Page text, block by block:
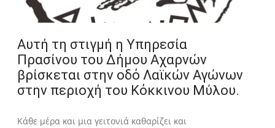
Αυτή τη στιγμή η Υπηρεσία
Πρασίνου του Δήμου Αχαρνών
βρίσκεται στην οδό Λαϊκών Αγώνων
στην περιοχή του Κόκκινου Μύλου.
Κάθε μέρα και μια γειτονιά καθαρίζει και